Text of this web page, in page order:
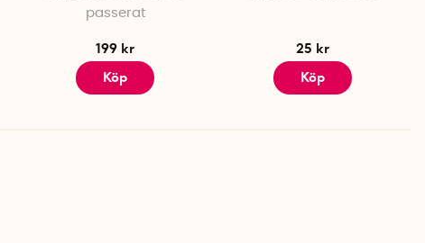
passerat
199 kr
Köp
25 kr
Köp